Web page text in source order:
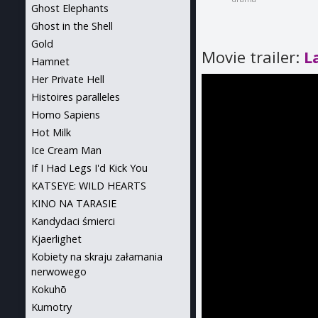
Movie trailer:
Ghost Elephants
Ghost in the Shell
Gold
Hamnet
Her Private Hell
Histoires paralleles
Homo Sapiens
Hot Milk
Ice Cream Man
If I Had Legs I'd Kick You
KATSEYE: WILD HEARTS
KINO NA TARASIE
Kandydaci śmierci
Kjaerlighet
Kobiety na skraju załamania
nerwowego
Kokuhō
Kumotry